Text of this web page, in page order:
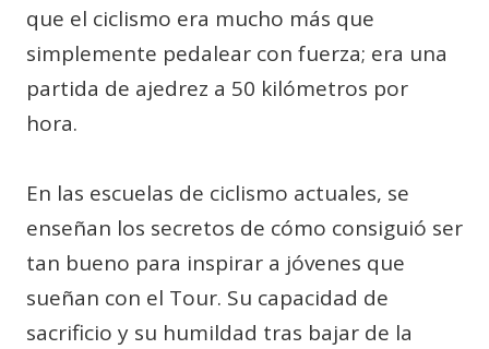
que el ciclismo era mucho más que
simplemente pedalear con fuerza; era una
partida de ajedrez a 50 kilómetros por
hora.
En las escuelas de ciclismo actuales, se
enseñan los secretos de cómo consiguió ser
tan bueno para inspirar a jóvenes que
sueñan con el Tour. Su capacidad de
sacrificio y su humildad tras bajar de la